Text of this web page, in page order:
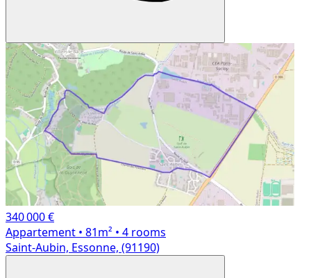
340 000 €
Appartement • 81m² • 4 rooms
Saint-Aubin, Essonne, (91190)